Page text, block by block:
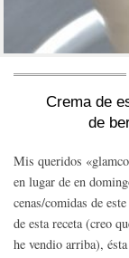
Crema de
de
Mis queridos
en lugar de en
cenas/comidas de
de esta receta (creo
he vendio arriba),